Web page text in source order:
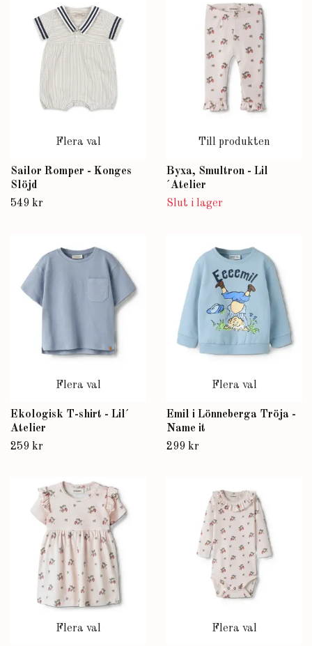
Flera val
Sailor Romper - Konges
Slöjd
549 kr
Till produkten
Byxa, Smultron - Lil
´Atelier
Slut i lager
Flera val
Ekologisk T-shirt - Lil´
Atelier
259 kr
Flera val
Emil i Lönneberga Tröja -
Name it
299 kr
Flera val Flera val